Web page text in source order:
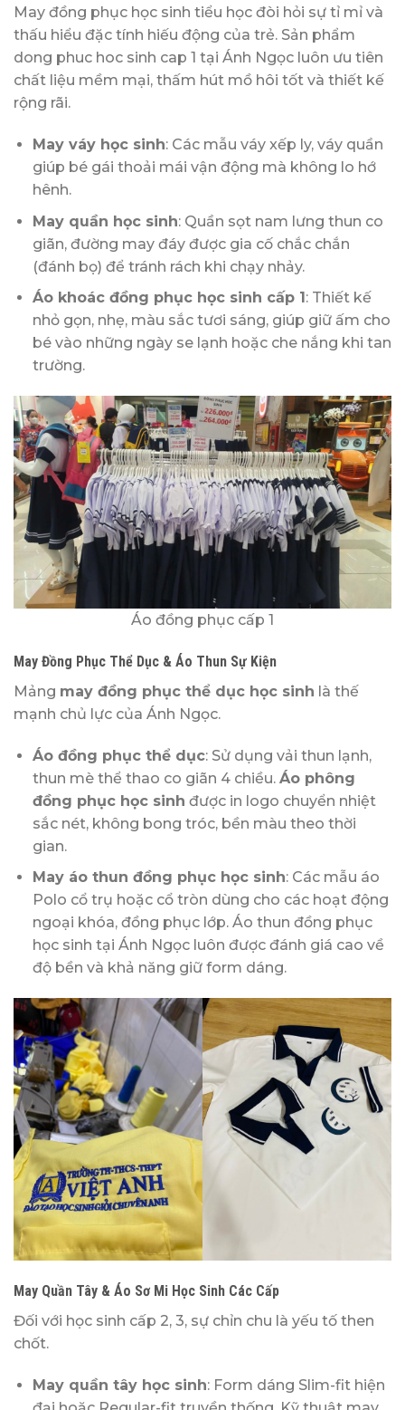
May đồng phục học sinh tiểu học đòi hỏi sự tỉ mỉ và
thấu hiểu đặc tính hiếu động của trẻ. Sản phẩm
dong phuc hoc sinh cap 1 tại Ánh Ngọc luôn ưu tiên
chất liệu mềm mại, thấm hút mồ hôi tốt và thiết kế
rộng rãi.
May váy học sinh: Các mẫu váy xếp ly, váy quần
giúp bé gái thoải mái vận động mà không lo hớ
hênh.
May quần học sinh: Quần sọt nam lưng thun co
giãn, đường may đáy được gia cố chắc chắn
(đánh bọ) để tránh rách khi chạy nhảy.
Áo khoác đồng phục học sinh cấp 1 : Thiết kế
nhỏ gọn, nhẹ, màu sắc tươi sáng, giúp giữ ấm cho
bé vào những ngày se lạnh hoặc che nắng khi tan
trường.
Áo đồng phục cấp 1
May Đồng Phục Thể Dục & Áo Thun Sự Kiện
Mảng may đồng phục thể dục học sinh là thế
mạnh chủ lực của Ánh Ngọc.
Áo đồng phục thể dục: Sử dụng vải thun lạnh,
thun mè thể thao co giãn 4 chiều. Áo phông
đồng phục học sinh được in logo chuyển nhiệt
sắc nét, không bong tróc, bền màu theo thời
gian.
May áo thun đồng phục học sinh: Các mẫu áo
Polo cổ trụ hoặc cổ tròn dùng cho các hoạt động
ngoại khóa, đồng phục lớp. Áo thun đồng phục
học sinh tại Ánh Ngọc luôn được đánh giá cao về
độ bền và khả năng giữ form dáng.
May Quần Tây & Áo Sơ Mi Học Sinh Các Cấp
Đối với học sinh cấp 2, 3, sự chỉn chu là yếu tố then
chốt.
May quần tây học sinh: Form dáng Slim-fit hiện